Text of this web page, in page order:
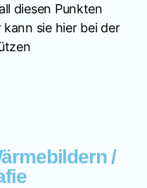
diesen Punkten
sie hier bei der
/